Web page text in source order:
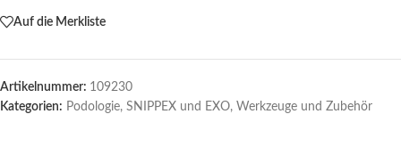
Auf die Merkliste
Artikelnummer: 109230
Kategorien: Podologie, SNIPPEX und EXO, Werkzeuge und Zubehör